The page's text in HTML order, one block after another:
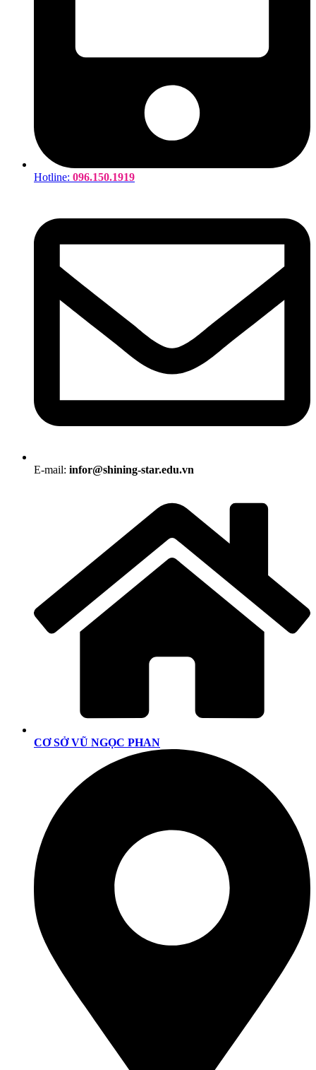
Hotline: 096.150.1919
E-mail: infor@shining-star.edu.vn
CƠ SỞ VŨ NGỌC PHAN